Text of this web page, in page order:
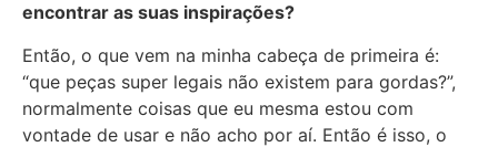
encontrar as suas inspirações?
Então, o que vem na minha cabeça de primeira é:
“que peças super legais não existem para gordas?”,
normalmente coisas que eu mesma estou com
vontade de usar e não acho por aí. Então é isso, o